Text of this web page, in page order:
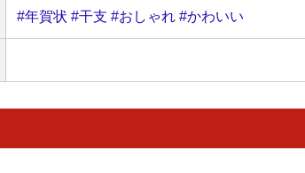
#年賀状 #干支 #おしゃれ #かわいい